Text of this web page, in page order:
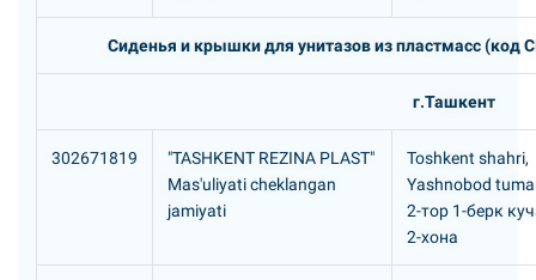
Сиденья и крышки для унитазов из пластмасс (код
г.Ташкент
302671819
"TASHKENT REZINA PLAST"
Mas'uliyati cheklangan
jamiyati
Toshkent shahri,
Yashnobod
2-тор 1-берк
2-хона